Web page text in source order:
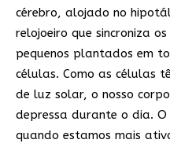
cérebro, alojado no
relojoeiro que sincroniza
pequenos plantados em
células. Como as células
de luz solar, o nosso
depressa durante o dia.
quando estamos mais